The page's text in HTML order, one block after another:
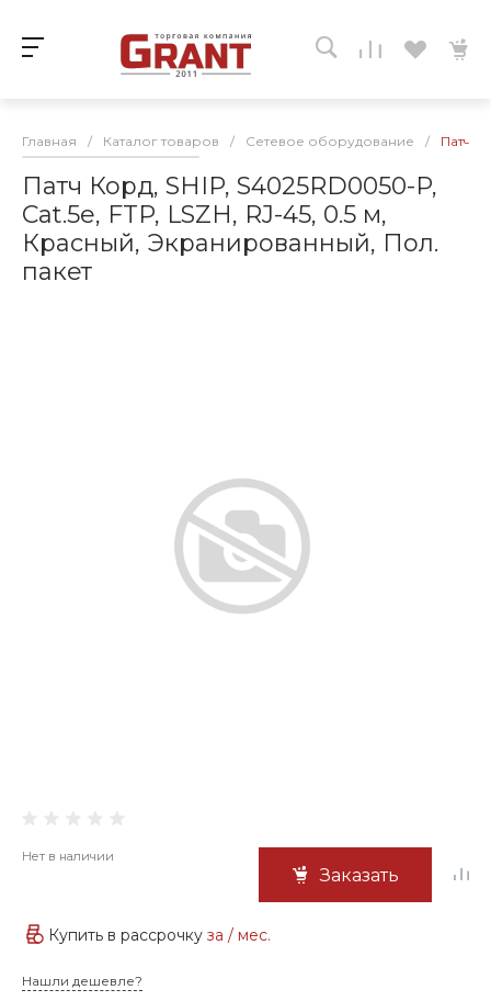
Главная / Каталог товаров / Сетевое оборудование / Патч
Патч Корд, SHIP, S4025RD0050-P,
Cat.5e, FTP, LSZH, RJ-45, 0.5 м,
Красный, Экранированный, Пол.
пакет
Нет в наличии
Заказать
Купить в рассрочку за / мес.
Нашли дешевле?